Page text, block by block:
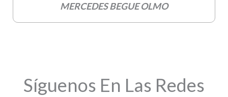
MERCEDES BEGUE OLMO
Síguenos En Las Redes